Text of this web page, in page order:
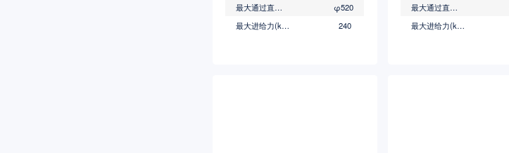
最大通过直径(mm)
φ520
最大进给力(kN)
240
最大通过直径(mm)
最大进给力(kN)